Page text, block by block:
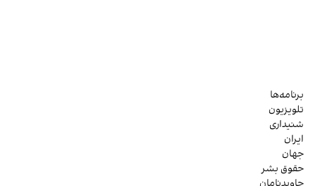
برنامه‌ها
تلویزیون
شنیداری
ایران
جهان
حقوق بشر